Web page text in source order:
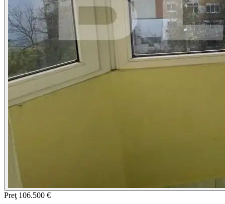
Preţ 106.500 €